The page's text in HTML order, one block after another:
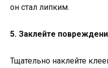
он стал липким.
5. Заклейте
Тщательно наклейте